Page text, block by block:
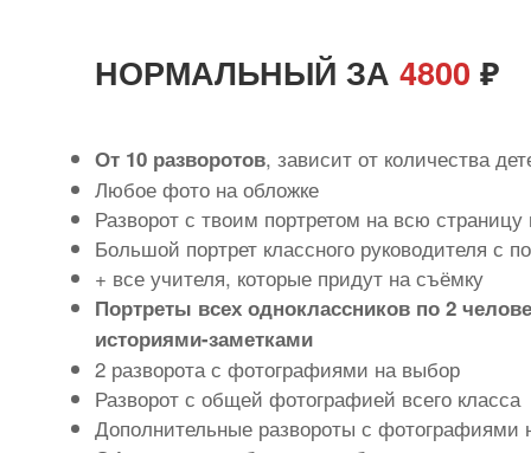
НОРМАЛЬНЫЙ ЗА 4800 ₽
От 10 разворотов, зависит от количества
Любое фото на обложке
Разворот с твоим портретом на всю
Большой портрет классного руководителя с
+ все учителя, которые придут на съёмку
Портреты всех одноклассников по 2
историями-заметками
2 разворота с фотографиями на выбор
Разворот с общей фотографией всего класса
Дополнительные развороты с фотографиями